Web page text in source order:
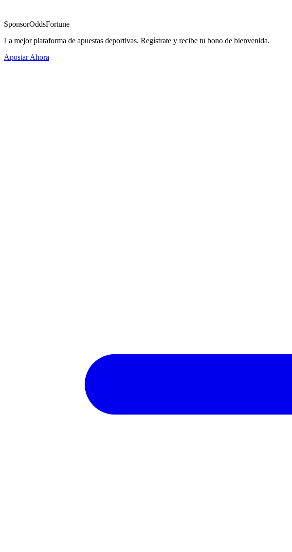
SponsorOddsFortune
La mejor plataforma de apuestas deportivas. Regístrate y recibe tu bono de bienvenida.
Apostar Ahora